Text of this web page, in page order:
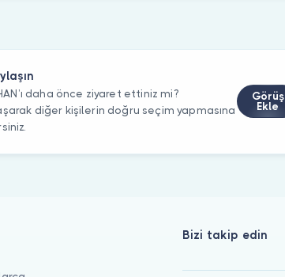
daha önce ziyaret ettiniz mi?
diğer kişilerin doğru seçim yapmasına
Görüş
Ekle
Bizi takip edin